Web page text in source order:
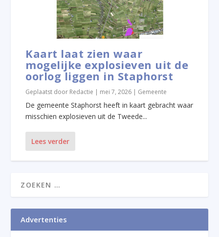
Kaart laat zien waar
mogelijke explosieven uit de
oorlog liggen in Staphorst
Geplaatst door Redactie | mei 7, 2026 | Gemeente
De gemeente Staphorst heeft in kaart gebracht waar
misschien explosieven uit de Tweede...
Lees verder
Advertenties